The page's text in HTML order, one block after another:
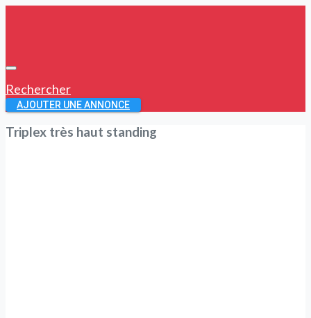
Rechercher
AJOUTER UNE ANNONCE
Triplex très haut standing